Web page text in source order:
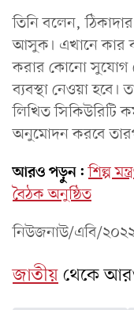
তিনি বলেন,
আসুক। এখানে কার
করার কোনো সুযোগ
ব্যবস্থা নেওয়া
লিখিত সিকিউরিটি
অনুমোদন করবে
আরও পড়ুন: শিল্প
বৈঠক অনুষ্ঠিত
নিউজনাউ/এবি/
জাতীয়থেকে